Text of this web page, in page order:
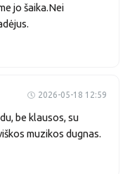
jo šaika.Nei
2026-05-18 12:59
be klausos, su
muzikos dugnas.